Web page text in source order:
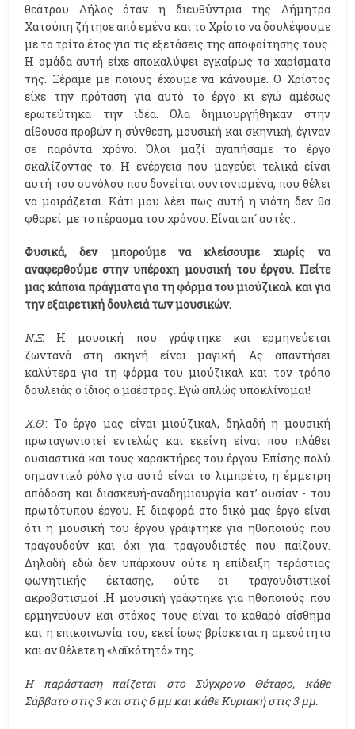
θεάτρου Δήλος όταν η διευθύντρια της Δήμητρα
Χατούπη ζήτησε από εμένα και το Χρίστο να δουλέψουμε
με το τρίτο έτος για τις εξετάσεις της αποφοίτησης τους.
Η ομάδα αυτή είχε αποκαλύψει εγκαίρως τα χαρίσματα
της. Ξέραμε με ποιους έχουμε να κάνουμε. Ο Χρίστος
είχε την πρόταση για αυτό το έργο κι εγώ αμέσως
ερωτεύτηκα την ιδέα. Όλα δημιουργήθηκαν στην
αίθουσα προβών η σύνθεση, μουσική και σκηνική, έγιναν
σε παρόντα χρόνο. Όλοι μαζί αγαπήσαμε το έργο
σκαλίζοντας το. Η ενέργεια που μαγεύει τελικά είναι
αυτή του συνόλου που δονείται συντονισμένα, που θέλει
να μοιράζεται. Κάτι μου λέει πως αυτή η νιότη δεν θα
φθαρεί με το πέρασμα του χρόνου. Είναι απ´ αυτές..
Φυσικά, δεν μπορούμε να κλείσουμε χωρίς να
αναφερθούμε στην υπέροχη μουσική του έργου. Πείτε
μας κάποια πράγματα για τη φόρμα του μιούζικαλ και για
την εξαιρετική δουλειά των μουσικών.
Ν.Ξ. Η μουσική που γράφτηκε και ερμηνεύεται
ζωντανά στη σκηνή είναι μαγική. Ας απαντήσει
καλύτερα για τη φόρμα του μιούζικαλ και τον τρόπο
δουλειάς ο ίδιος ο μαέστρος. Εγώ απλώς υποκλίνομαι!
Χ.Θ.: Το έργο μας είναι μιούζικαλ, δηλαδή η μουσική
πρωταγωνιστεί εντελώς και εκείνη είναι που πλάθει
ουσιαστικά και τους χαρακτήρες του έργου. Επίσης πολύ
σημαντικό ρόλο για αυτό είναι το λιμπρέτο, η έμμετρη
απόδοση και διασκευή-αναδημιουργία κατ’ ουσίαν - του
πρωτότυπου έργου. Η διαφορά στο δικό μας έργο είναι
ότι η μουσική του έργου γράφτηκε για ηθοποιούς που
τραγουδούν και όχι για τραγουδιστές που παίζουν.
Δηλαδή εδώ δεν υπάρχουν ούτε η επίδειξη τεράστιας
φωνητικής έκτασης, ούτε οι τραγουδιστικοί
ακροβατισμοί .Η μουσική γράφτηκε για ηθοποιούς που
ερμηνεύουν και στόχος τους είναι το καθαρό αίσθημα
και η επικοινωνία του, εκεί ίσως βρίσκεται η αμεσότητα
και αν θέλετε η «λαϊκότητά» της.
Η παράσταση παίζεται στο Σύγχρονο Θέταρο, κάθε
Σάββατο στις 3 και στις 6 μμ και κάθε Κυριακή στις 3 μμ.